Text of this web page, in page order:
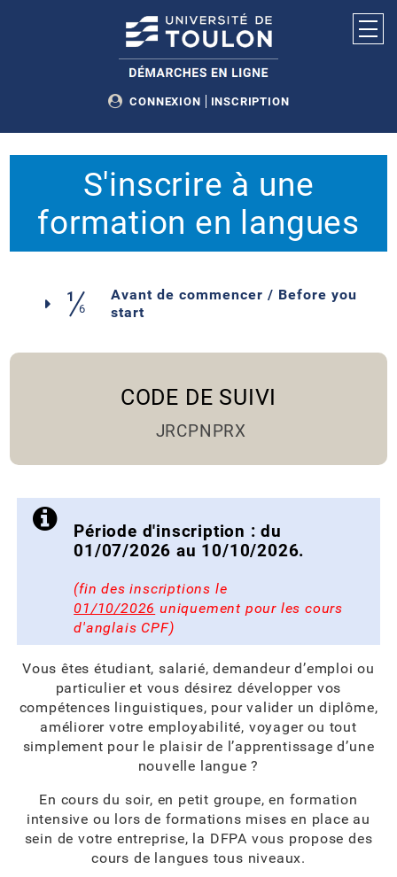
MES DÉMARCHES
MON COMPTE
CONNEXION INSCRIPTION
S'inscrire à une
formation en langues
CODE DE SUIVI
JRCPNPRX
1
6
Avant de commencer / Before you
start
Période d'inscription : du
01/07/2026 au 10/10/2026.
(fin des inscriptions le
01/10/2026 uniquement pour les cours
d'anglais CPF)
Vous êtes étudiant, salarié, demandeur d’emploi ou
particulier et vous désirez développer vos
compétences linguistiques, pour valider un diplôme,
améliorer votre employabilité, voyager ou tout
simplement pour le plaisir de l’apprentissage d’une
nouvelle langue ?
En cours du soir, en petit groupe, en formation
intensive ou lors de formations mises en place au
sein de votre entreprise, la DFPA vous propose des
cours de langues tous niveaux.